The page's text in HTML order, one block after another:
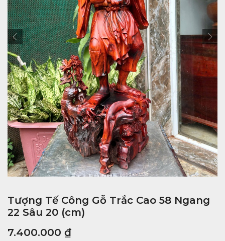
Tượng Tế Công Gỗ Trắc Cao 58 Ngang
22 Sâu 20 (cm)
7.400.000 ₫